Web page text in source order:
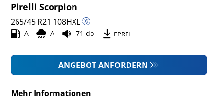
Pirelli Scorpion
265/45 R21 108HXL
A A 71 db EPREL
ANGEBOT ANFORDERN
Mehr Informationen